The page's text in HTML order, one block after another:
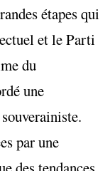
étapes qui
et le Parti
du
une
par une